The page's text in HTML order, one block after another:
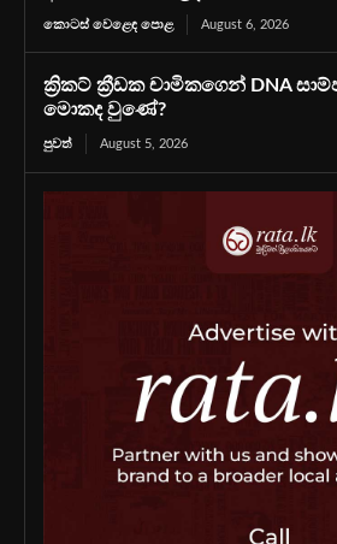
කොටස් වෙළෙඳ පොළ August 6, 2026
ක්‍රිකට් ක්‍රීඩක චාමිකගෙන් DNA
මොකද වුණේ?
පුවත් August 5, 2026